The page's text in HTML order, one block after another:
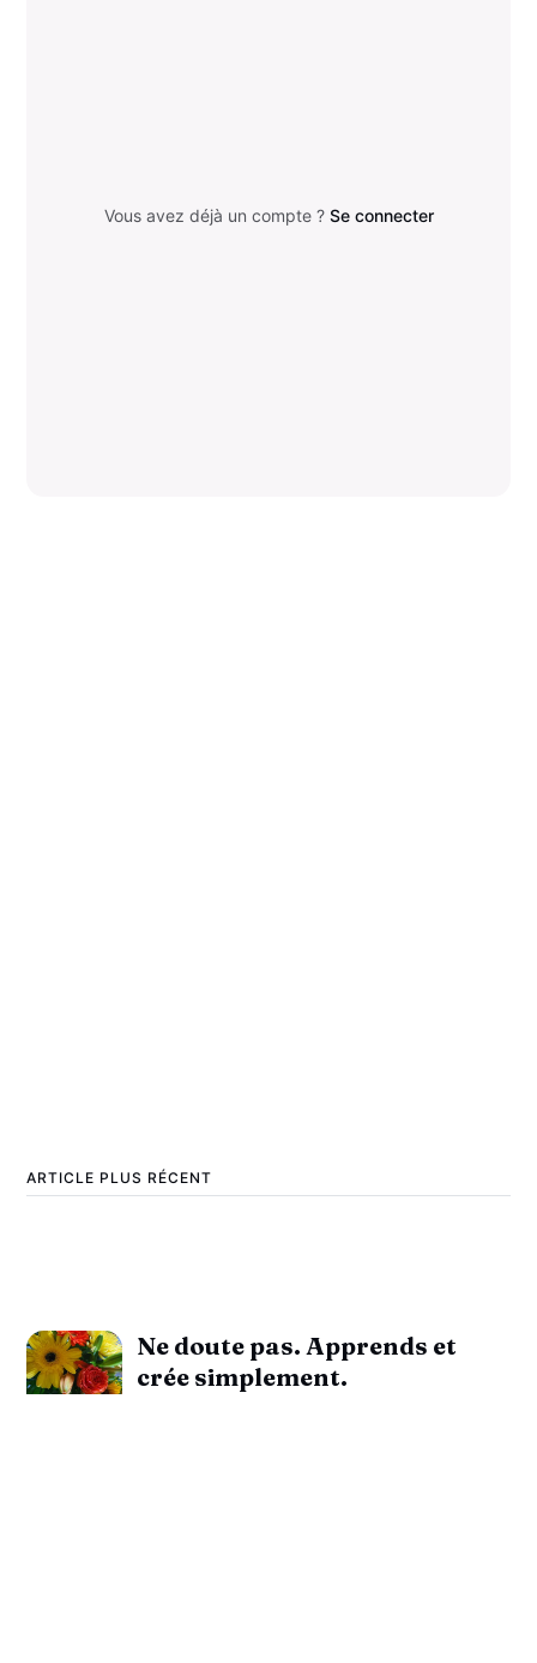
Vous avez déjà un compte ? Se connecter
ARTICLE PLUS RÉCENT
Ne doute pas. Apprends et
crée simplement.